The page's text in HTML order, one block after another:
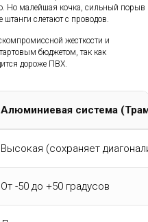
Но малейшая кочка, сильный порыв
слетают с проводов.
жесткости и
бюджетом, так как
дороже ПВХ.
Алюминиевая система
Высокая (сохраняет
От -50 до +50 градусов